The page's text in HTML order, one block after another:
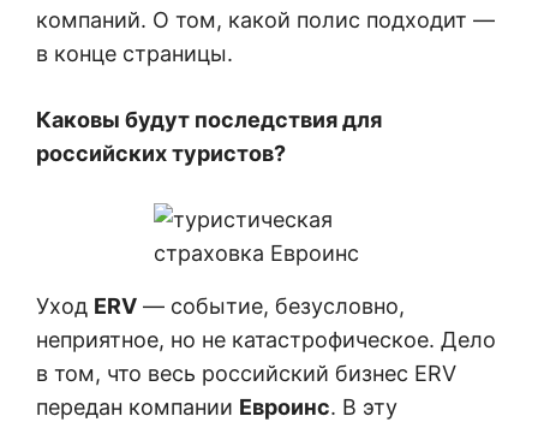
компаний. О том, какой полис подходит —
в конце страницы.
Каковы будут последствия для
российских туристов?
Уход ERV — событие, безусловно,
неприятное, но не катастрофическое. Дело
в том, что весь российский бизнес ERV
передан компании Евроинс. В эту